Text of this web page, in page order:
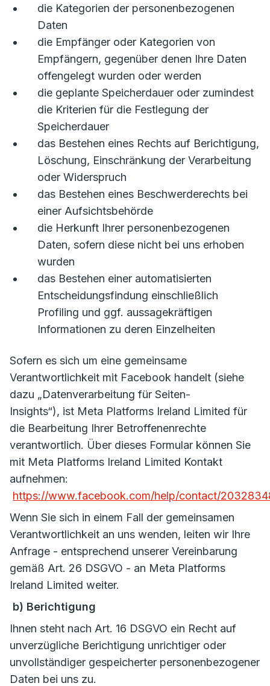
die Kategorien der personenbezogenen
Daten
die Empfänger oder Kategorien von
Empfängern, gegenüber denen Ihre Daten
offengelegt wurden oder werden
die geplante Speicherdauer oder zumindest
die Kriterien für die Festlegung der
Speicherdauer
das Bestehen eines Rechts auf Berichtigung,
Löschung, Einschränkung der Verarbeitung
oder Widerspruch
das Bestehen eines Beschwerderechts bei
einer Aufsichtsbehörde
die Herkunft Ihrer personenbezogenen
Daten, sofern diese nicht bei uns erhoben
wurden
das Bestehen einer automatisierten
Entscheidungsfindung einschließlich
Profiling und ggf. aussagekräftigen
Informationen zu deren Einzelheiten
Sofern es sich um eine gemeinsame
Verantwortlichkeit mit Facebook handelt (siehe
dazu „Datenverarbeitung für Seiten-
Insights“), ist Meta Platforms Ireland Limited für
die Bearbeitung Ihrer Betroffenenrechte
verantwortlich. Über dieses Formular können Sie
mit Meta Platforms Ireland Limited Kontakt
aufnehmen:
https://www.facebook.com/help/contact/
Wenn Sie sich in einem Fall der gemeinsamen
Verantwortlichkeit an uns wenden, leiten wir Ihre
Anfrage - entsprechend unserer Vereinbarung
gemäß Art. 26 DSGVO - an Meta Platforms
Ireland Limited weiter.
b) Berichtigung
Ihnen steht nach Art. 16 DSGVO ein Recht auf
unverzügliche Berichtigung unrichtiger oder
unvollständiger gespeicherter personenbezogener
Daten bei uns zu.